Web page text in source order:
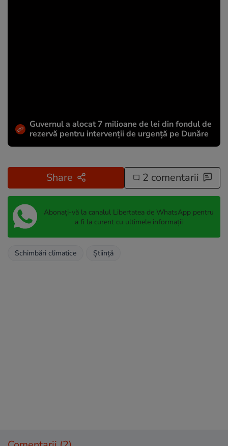
Guvernul a alocat 7 milioane de lei din fondul de
rezervă pentru intervenții de urgență pe Dunăre
Share 2 comentarii
Abonați-vă la canalul Libertatea de WhatsApp pentru
a fi la curent cu ultimele informații
Schimbări climatice Știință